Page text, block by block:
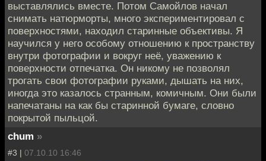
выставлялись вместе. Потом Самойлов начал
снимать натюрморты, много экспериментировал с
поверхностями, находил старинные объективы. Я
научился у него особому отношению к пространству
внутри фотографии и вокруг неё, уважению к
поверхности отпечатка. Он никому не позволял
трогать свои фотографии руками, дышать на них,
иногда это казалось странным, комичным. Они были
напечатаны на как бы старинной бумаге, словно
покрытой пыльцой.
chum »
#3 | 07.10.10 16:46